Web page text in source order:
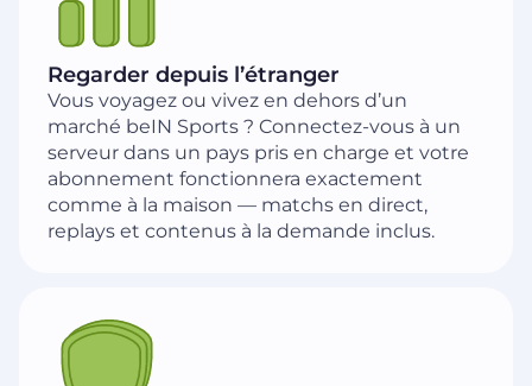
Regarder depuis l’étranger
Vous voyagez ou vivez en dehors d’un
marché beIN Sports ? Connectez-vous à un
serveur dans un pays pris en charge et votre
abonnement fonctionnera exactement
comme à la maison — matchs en direct,
replays et contenus à la demande inclus.